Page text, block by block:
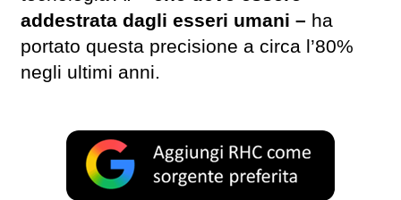
addestrata dagli esseri umani – ha
portato questa precisione a circa l’80%
negli ultimi anni.